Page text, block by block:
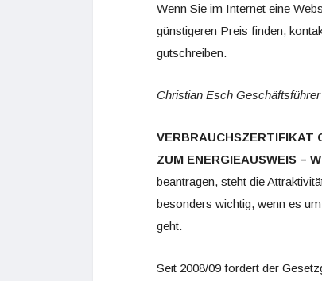
Wenn Sie im Internet eine
günstigeren Preis finden,
gutschreiben.
Christian Esch Geschäftsführer
VERBRAUCHSZERTIFIKAT
ZUM ENERGIEAUSWEIS –
beantragen, steht die
besonders wichtig, wenn es
geht.
Seit 2008/09 fordert der